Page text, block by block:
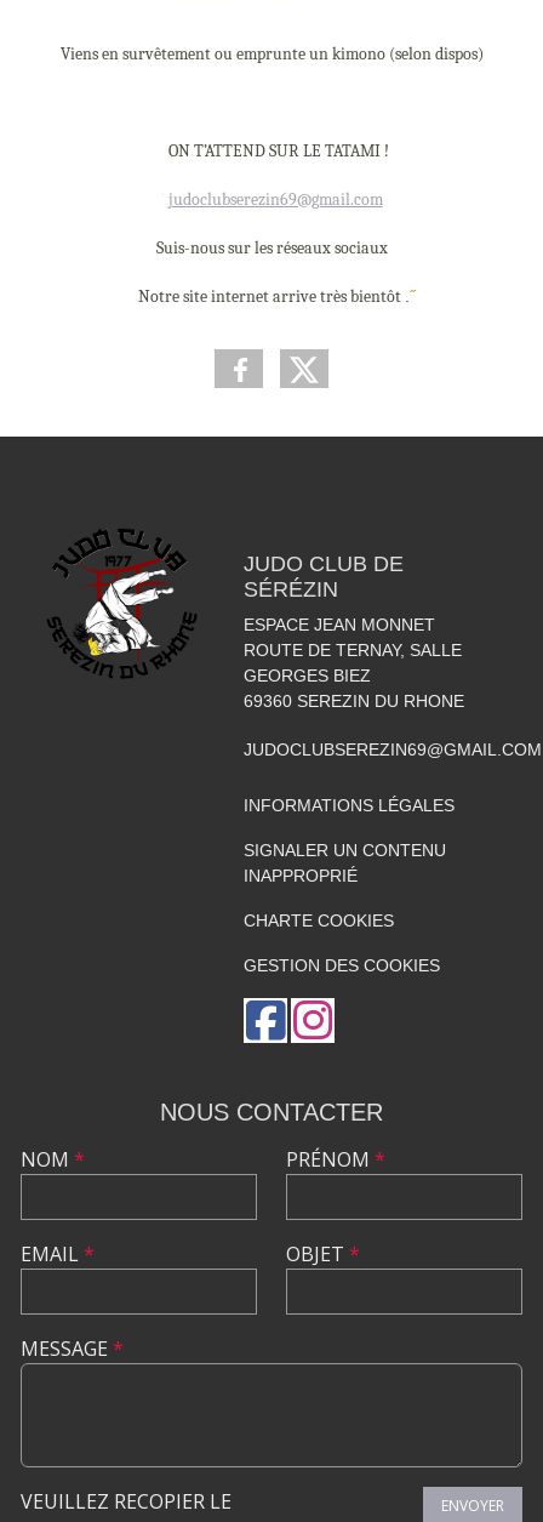
Viens en survêtement ou emprunte un kimono (selondispos)
ON T’ATTEND SUR LE TATAMI !
judoclubserezin69@gmail.com
Suis-nous sur les réseauxsociaux
Notre siteinternet arrive trèsbientôt ˝
JUDO CLUB DE
SÉRÉZIN
ESPACE JEAN MONNET
ROUTE DE TERNAY, SALLE
GEORGES BIEZ
69360 SEREZIN DU RHONE
JUDOCLUBSEREZIN69@GMAIL.COM
INFORMATIONS LÉGALES
SIGNALER UN CONTENU
INAPPROPRIÉ
CHARTE COOKIES
GESTION DES COOKIES
NOUS CONTACTER
NOM *
EMAIL*
PRÉNOM *
OBJET *
MESSAGE *
VEUILLEZ RECOPIER LE
ENVOYER